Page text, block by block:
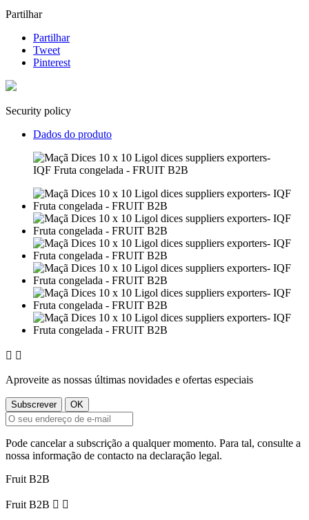
Partilhar
Partilhar
Tweet
Pinterest
Security policy
Dados do produto
 
Aproveite as nossas últimas novidades e ofertas especiais
Pode cancelar a subscrição a qualquer momento. Para tal, consulte a
nossa informação de contacto na declaração legal.
Fruit B2B
Fruit B2B  